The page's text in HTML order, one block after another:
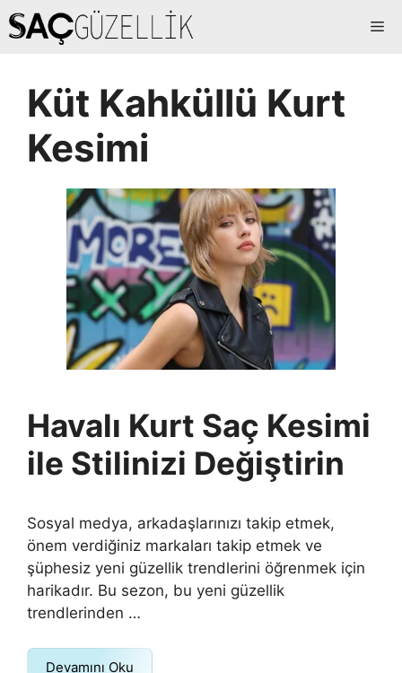
İçeriğe
atla
Küt Kahküllü Kurt
Kesimi
Havalı Kurt Saç Kesimi
ile Stilinizi Değiştirin
Sosyal medya, arkadaşlarınızı takip etmek,
önem verdiğiniz markaları takip etmek ve
şüphesiz yeni güzellik trendlerini öğrenmek için
harikadır. Bu sezon, bu yeni güzellik
trendlerinden …
Devamını Oku